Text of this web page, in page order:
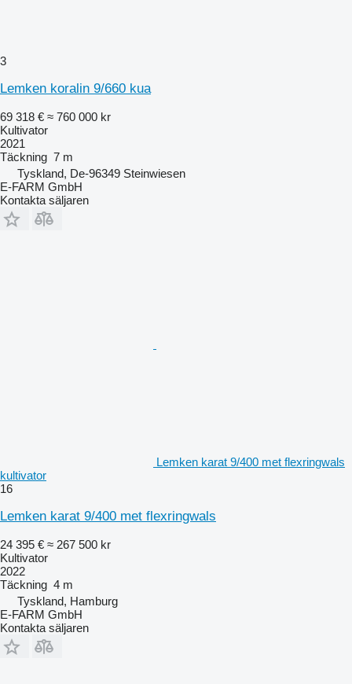
3
Lemken koralin 9/660 kua
69 318 € ≈ 760 000 kr
Kultivator
2021
Täckning 7 m
Tyskland, De-96349 Steinwiesen
E-FARM GmbH
Kontakta säljaren
Lemken karat 9/400 met flexringwals
kultivator
16
Lemken karat 9/400 met flexringwals
24 395 € ≈ 267 500 kr
Kultivator
2022
Täckning 4 m
Tyskland, Hamburg
E-FARM GmbH
Kontakta säljaren